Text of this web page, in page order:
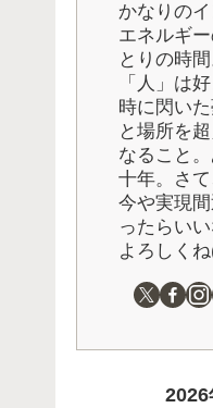
かなりのイ
エネルギ
とりの時
「人」は
時に閃い
と場所を
なること
十年。さ
今や実現
ったらいい
よろしく
2026